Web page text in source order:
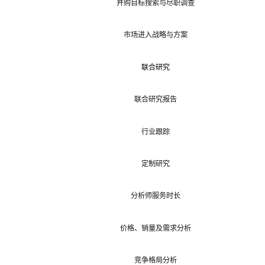
并购目标搜索与尽职调查
市场进入战略与方案
联合研究
联合研究报告
行业跟踪
定制研究
分析师服务时长
价格、销量及需求分析
竞争格局分析